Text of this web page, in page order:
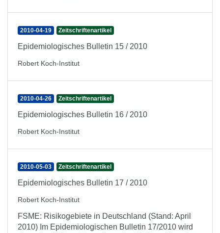
2010-04-19 Zeitschriftenartikel
Epidemiologisches Bulletin 15 / 2010
Robert Koch-Institut
2010-04-26 Zeitschriftenartikel
Epidemiologisches Bulletin 16 / 2010
Robert Koch-Institut
2010-05-03 Zeitschriftenartikel
Epidemiologisches Bulletin 17 / 2010
Robert Koch-Institut
FSME: Risikogebiete in Deutschland (Stand: April
2010) Im Epidemiologischen Bulletin 17/2010 wird